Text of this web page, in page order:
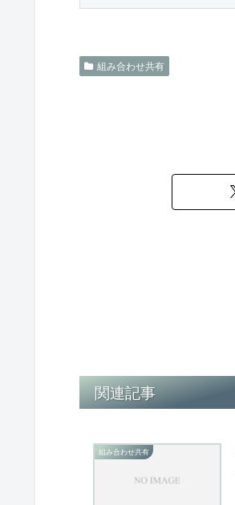
組み合わせ共有
関連記事
組み合わせ共有